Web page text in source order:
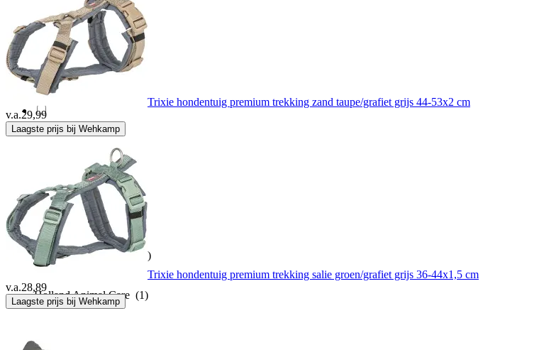
FOFOS(2)
Freedog
Fuzzyard
Gebr. De Boon(1)
(27)
Happy pet(6)
Harrison's Bird Foods (1)
Holland Animal Care (1)
Trixie hondentuig premium trekking zand taupe/grafiet grijs 44-53x2 cm
v.a.29,99
Laagste prijs bij Wehkamp
Trixie hondentuig premium trekking salie groen/grafiet grijs 36-44x1,5 cm
v.a.28,89
Laagste prijs bij Wehkamp